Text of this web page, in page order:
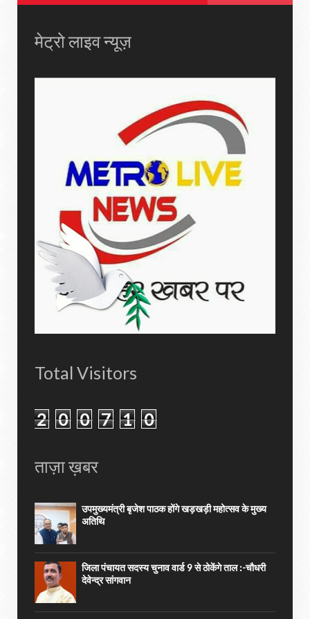
मेट्रो लाइव न्यूज़
Total Visitors
2 0 0 7 1 0
ताज़ा ख़बर
उपमुख्यमंत्री बृजेश पाठक होंगे खड़खड़ी महोत्सव के मुख्य
अतिथि
जिला पंचायत सदस्य चुनाव वार्ड 9 से ठोकेंगे ताल :-चौधरी
देवेन्द्र सांगवान